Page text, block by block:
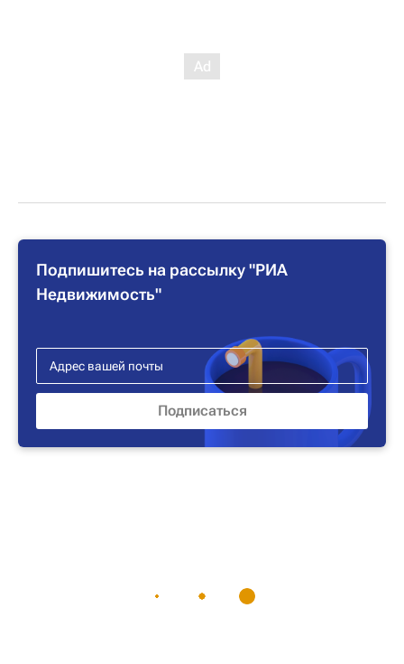
Подпишитесь на рассылку "РИА
Недвижимость"